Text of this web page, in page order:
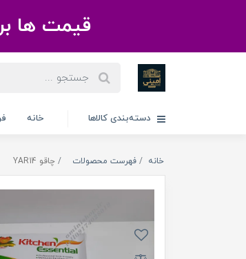
قیمت ها
دسته‌بندی کالاها خانه
خانه فهرست محصولات چاقو YAR14